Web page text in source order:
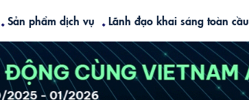
Sản phẩm dịch vụ Lãnh đạo khai sáng toàn cầu